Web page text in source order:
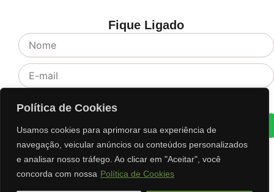
Política de Cookies
Usamos cookies para aprimorar sua experiência de
navegação, veicular anúncios ou conteúdos personalizados
e analisar nosso tráfego. Ao clicar em "Aceitar", você
concorda com nossa Política de Cookies
Fique Ligado
Nome
E-
mail